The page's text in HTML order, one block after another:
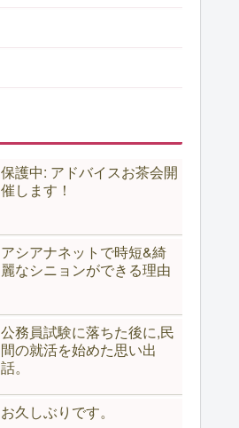
保護中: アドバイスお茶会開
催します！
アシアナネットで時短&綺
麗なシニョンができる理由
公務員試験に落ちた後に,民
間の就活を始めた思い出
話。
お久しぶりです。